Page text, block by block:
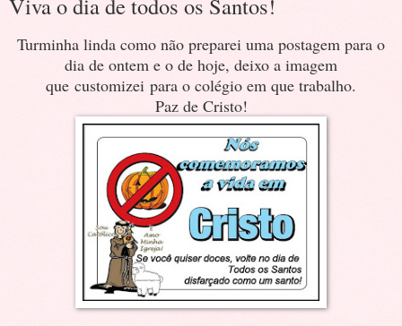
Turminha linda como não preparei uma postagem para o
dia de ontem e o de hoje, deixo a imagem
que customizei para o colégio em que trabalho.
Paz de Cristo!